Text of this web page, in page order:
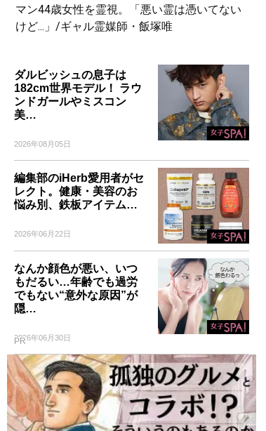
マン44歳女性を霊視。「悪い霊は憑いてない
けど...」/ギャル霊媒師・飯塚唯
ダルビッシュの息子は
182cm世界モデル！ ラウ
ンドガールやミスコン
美…
2026年08月05日
編集部のiHerb愛用者がセ
レクト。健康・美容のお
悩み別、鉄板アイテム…
2026年06月22日
なんか顔色が悪い、いつ
もだるい…年齢でも過労
でもない“意外な原因”が
隠…
2026年06月30日
PR